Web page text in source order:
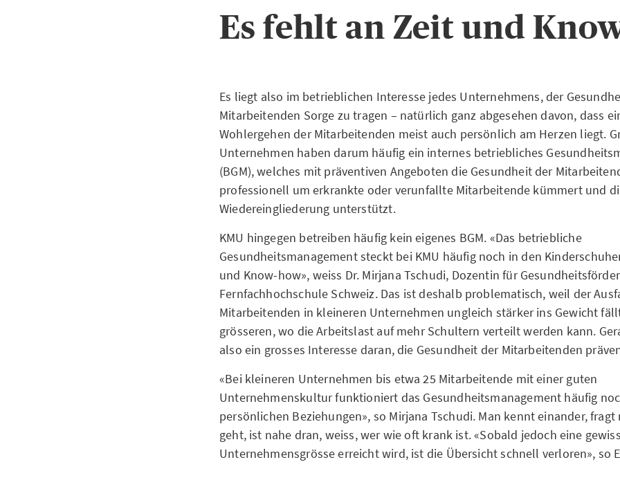
Es fehlt an Zeit und
Es liegt also im betrieblichen Interesse jedes Unternehmens, der
Mitarbeitenden Sorge zu tragen – natürlich ganz abgesehen davon, dass
Wohlergehen der Mitarbeitenden meist auch persönlich am Herzen liegt.
Unternehmen haben darum häufig ein internes betriebliches
(BGM), welches mit präventiven Angeboten die Gesundheit der
professionell um erkrankte oder verunfallte Mitarbeitende kümmert und
Wiedereingliederung unterstützt.
KMU hingegen betreiben häufig kein eigenes BGM. «Das betriebliche
Gesundheitsmanagement steckt bei KMU häufig noch in den
und Know-how», weiss Dr. Mirjana Tschudi, Dozentin für
Fernfachhochschule Schweiz. Das ist deshalb problematisch, weil der
Mitarbeitenden in kleineren Unternehmen ungleich stärker ins Gewicht
grösseren, wo die Arbeitslast auf mehr Schultern verteilt werden kann.
also ein grosses Interesse daran, die Gesundheit der Mitarbeitenden
«Bei kleineren Unternehmen bis etwa 25 Mitarbeitende mit einer guten
Unternehmenskultur funktioniert das Gesundheitsmanagement häufig
persönlichen Beziehungen», so Mirjana Tschudi. Man kennt einander, fragt
geht, ist nahe dran, weiss, wer wie oft krank ist. «Sobald jedoch eine
Unternehmensgrösse erreicht wird, ist die Übersicht schnell verloren», so